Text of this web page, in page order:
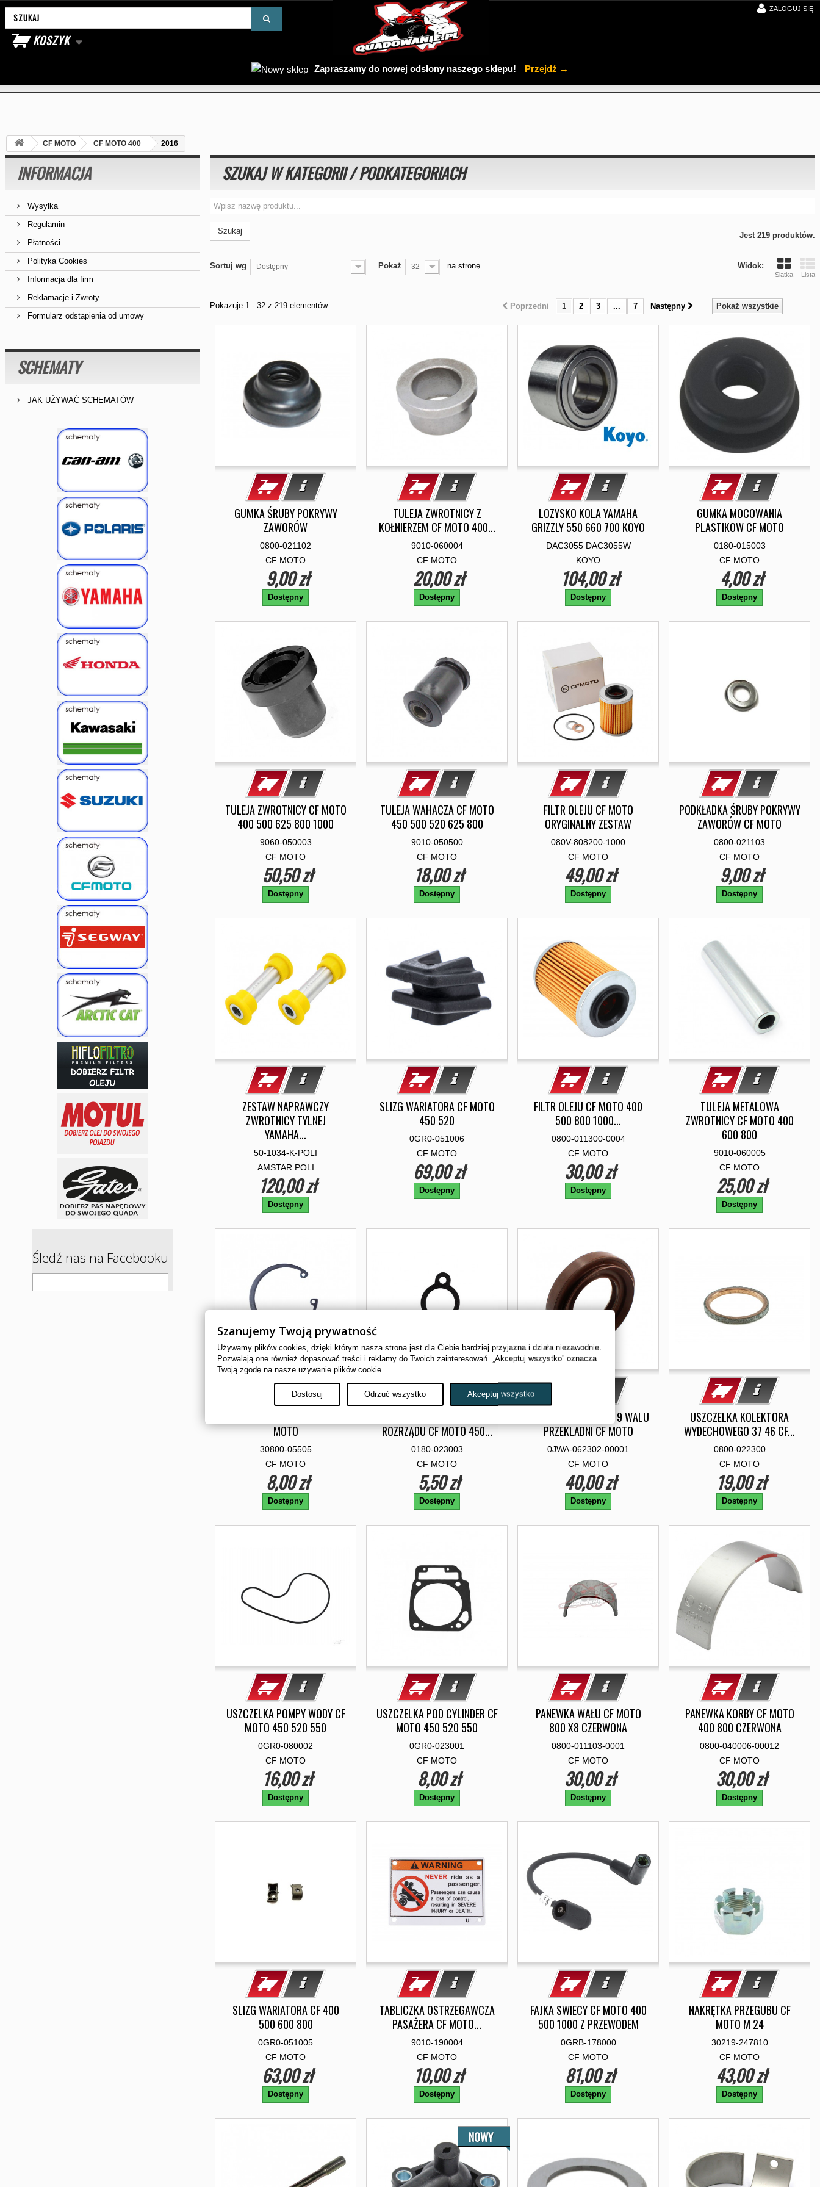
ZALOGUJ SIĘ
Zapraszamy do nowej odsłony naszego sklepu! Przejdź →
KOSZYK
Wyszukaj produkt
CF MOTO CF MOTO 400 2016
INFORMACJA
Wysyłka
Regulamin
Płatności
Polityka Cookies
Informacja dla firm
Reklamacje i Zwroty
Formularz odstąpienia od umowy
SCHEMATY
JAK UŻYWAĆ SCHEMATÓW
Śledź nas na Facebooku
SZUKAJ W KATEGORII / PODKATEGORIACH
Szukaj Jest 219 produktów.
Widok:
Siatka Lista
Sortuj wg Dostępny Pokaż 32 na stronę
Pokaż wszystkie
Poprzedni 1 2 3 ... 7 Następny
Pokazuje 1 - 32 z 219 elementów
GUMKA ŚRUBY POKRYWY
ZAWORÓW
0800-021102
CF MOTO
9,00 zł
Dostępny
TULEJA ZWROTNICY Z
KOŁNIERZEM CF MOTO 400...
9010-060004
CF MOTO
20,00 zł
Dostępny
LOZYSKO KOLA YAMAHA
GRIZZLY 550 660 700 KOYO
DAC3055 DAC3055W
KOYO
104,00 zł
Dostępny
GUMKA MOCOWANIA
PLASTIKOW CF MOTO
0180-015003
CF MOTO
4,00 zł
Dostępny
TULEJA ZWROTNICY CF MOTO
400 500 625 800 1000
9060-050003
CF MOTO
50,50 zł
Dostępny
TULEJA WAHACZA CF MOTO
450 500 520 625 800
9010-050500
CF MOTO
18,00 zł
Dostępny
FILTR OLEJU CF MOTO
ORYGINALNY ZESTAW
080V-808200-1000
CF MOTO
49,00 zł
Dostępny
PODKŁADKA ŚRUBY POKRYWY
ZAWORÓW CF MOTO
0800-021103
CF MOTO
9,00 zł
Dostępny
ZESTAW NAPRAWCZY
ZWROTNICY TYLNEJ
YAMAHA...
50-1034-K-POLI
AMSTAR POLI
120,00 zł
Dostępny
SLIZG WARIATORA CF MOTO
450 520
0GR0-051006
CF MOTO
69,00 zł
Dostępny
FILTR OLEJU CF MOTO 400
500 800 1000...
0800-011300-0004
CF MOTO
30,00 zł
Dostępny
TULEJA METALOWA
ZWROTNICY CF MOTO 400
600 800
9010-060005
CF MOTO
25,00 zł
Dostępny
MOTO
30800-05505
CF MOTO
8,00 zł
Dostępny
ROZRZĄDU CF MOTO 450...
0180-023003
CF MOTO
5,50 zł
Dostępny
USZCZELNIACZ 35 61 9 WALU
PRZEKLADNI CF MOTO
0JWA-062302-00001
CF MOTO
40,00 zł
Dostępny
USZCZELKA KOLEKTORA
WYDECHOWEGO 37 46 CF...
0800-022300
CF MOTO
19,00 zł
Dostępny
USZCZELKA POMPY WODY CF
MOTO 450 520 550
0GR0-080002
CF MOTO
16,00 zł
Dostępny
USZCZELKA POD CYLINDER CF
MOTO 450 520 550
0GR0-023001
CF MOTO
8,00 zł
Dostępny
PANEWKA WAŁU CF MOTO
800 X8 CZERWONA
0800-011103-0001
CF MOTO
30,00 zł
Dostępny
PANEWKA KORBY CF MOTO
400 800 CZERWONA
0800-040006-00012
CF MOTO
30,00 zł
Dostępny
SLIZG WARIATORA CF 400
500 600 800
0GR0-051005
CF MOTO
63,00 zł
Dostępny
TABLICZKA OSTRZEGAWCZA
PASAŻERA CF MOTO...
9010-190004
CF MOTO
10,00 zł
Dostępny
FAJKA SWIECY CF MOTO 400
500 1000 Z PRZEWODEM
0GRB-178000
CF MOTO
81,00 zł
Dostępny
NAKRĘTKA PRZEGUBU CF
MOTO M 24
30219-247810
CF MOTO
43,00 zł
Dostępny
NOWY
Szanujemy Twoją prywatność
Używamy plików cookies, dzięki którym nasza strona jest dla Ciebie bardziej przyjazna i działa niezawodnie.
Pozwalają one również dopasować treści i reklamy do Twoich zainteresowań. „Akceptuj wszystko” oznacza
Twoją zgodę na nasze używanie plików cookie.
Dostosuj Odrzuć wszystko Akceptuj wszystko